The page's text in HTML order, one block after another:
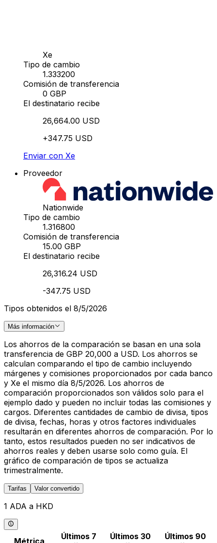
Xe
Tipo de cambio
1.333200
Comisión de transferencia
0 GBP
El destinatario recibe
26,664.00 USD
+347.75 USD
Enviar con Xe
Proveedor
Nationwide
Tipo de cambio
1.316800
Comisión de transferencia
15.00 GBP
El destinatario recibe
26,316.24 USD
-347.75 USD
Tipos obtenidos el 8/5/2026
Más información
Los ahorros de la comparación se basan en una sola
transferencia de GBP 20,000 a USD. Los ahorros se
calculan comparando el tipo de cambio incluyendo
márgenes y comisiones proporcionados por cada banco
y Xe el mismo día 8/5/2026. Los ahorros de
comparación proporcionados son válidos solo para el
ejemplo dado y pueden no incluir todas las comisiones y
cargos. Diferentes cantidades de cambio de divisa, tipos
de divisa, fechas, horas y otros factores individuales
resultarán en diferentes ahorros de comparación. Por lo
tanto, estos resultados pueden no ser indicativos de
ahorros reales y deben usarse solo como guía. El
gráfico de comparación de tipos se actualiza
trimestralmente.
Tarifas Valor convertido
1 ADA a HKD
Métrica
Últimos 7
Últimos 30
Últimos 90